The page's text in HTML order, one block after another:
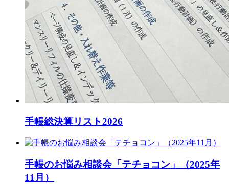
手帳総決算リスト2026
手帳のお悩み相談会「テチョコン」（2025年
11月）